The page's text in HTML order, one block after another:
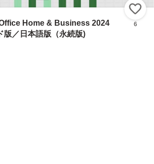
Home & Business 2024
版／日本語版（永続版)
6